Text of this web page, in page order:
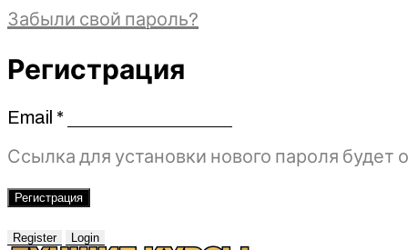
Забыли свой пароль?
Регистрация
Email *Обязательно
Ссылка для установки нового пароля
Регистрация
Register Login